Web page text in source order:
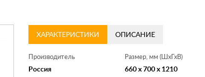
ХАРАКТЕРИСТИКИ ОПИСАНИЕ
Производитель
Россия
Размер, мм (ШхГхВ)
660 x 700 x 1210